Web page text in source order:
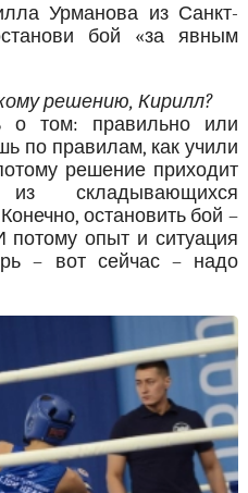
Урманова из Санкт-
бой «за явным
решению, Кирилл?
том: правильно или
по правилам, как учили
решение приходит
складывающихся
остановить бой –
потому опыт и ситуация
– вот сейчас – надо